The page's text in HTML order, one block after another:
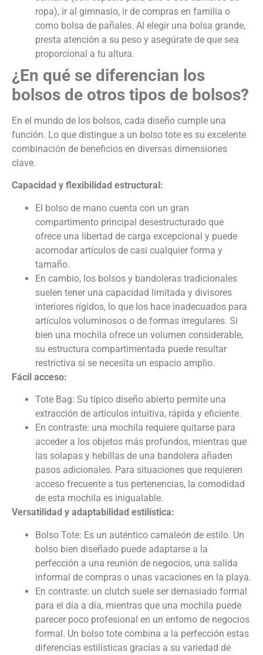
ropa), ir al gimnasio, ir de compras en familia o
como bolsa de pañales. Al elegir una bolsa grande,
presta atención a su peso y asegúrate de que sea
proporcional a tu altura.
¿En qué se diferencian los
bolsos de otros tipos de bolsos?
En el mundo de los bolsos, cada diseño cumple una
función. Lo que distingue a un bolso tote es su excelente
combinación de beneficios en diversas dimensiones
clave.
Capacidad y flexibilidad estructural:
El bolso de mano cuenta con un gran
compartimento principal desestructurado que
ofrece una libertad de carga excepcional y puede
acomodar artículos de casi cualquier forma y
tamaño.
En cambio, los bolsos y bandoleras tradicionales
suelen tener una capacidad limitada y divisores
interiores rígidos, lo que los hace inadecuados para
artículos voluminosos o de formas irregulares. Si
bien una mochila ofrece un volumen considerable,
su estructura compartimentada puede resultar
restrictiva si se necesita un espacio amplio.
Fácil acceso:
Tote Bag: Su típico diseño abierto permite una
extracción de artículos intuitiva, rápida y eficiente.
En contraste: una mochila requiere quitarse para
acceder a los objetos más profundos, mientras que
las solapas y hebillas de una bandolera añaden
pasos adicionales. Para situaciones que requieren
acceso frecuente a tus pertenencias, la comodidad
de esta mochila es inigualable.
Versatilidad y adaptabilidad estilística:
Bolso Tote: Es un auténtico camaleón de estilo. Un
bolso bien diseñado puede adaptarse a la
perfección a una reunión de negocios, una salida
informal de compras o unas vacaciones en la playa.
En contraste: un clutch suele ser demasiado formal
para el día a día, mientras que una mochila puede
parecer poco profesional en un entorno de negocios
formal. Un bolso tote combina a la perfección estas
diferencias estilísticas gracias a su variedad de